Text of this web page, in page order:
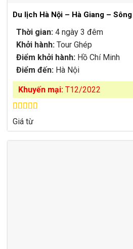
Du lịch Hà Nội – Hà Giang –
Thời gian:4 ngày 3 đêm
Khởi hành:Tour Ghép
Điểm khởi hành:Hồ Chí Minh
Điểm đến:Hà Nội
Khuyến mại:T12/2022
Được xếp
hạng4.88
sao
Giá từ